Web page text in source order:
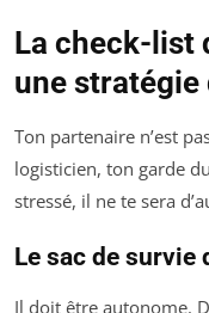
La check-list
une stratégie
Ton partenaire n’est
logisticien, ton garde
stressé, il ne te sera
Le sac de survie
Il doit être autonome.